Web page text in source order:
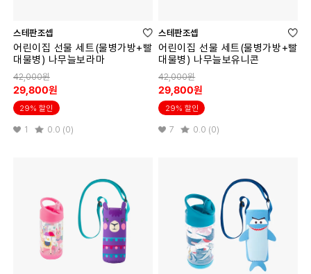
스테판조셉
어린이집 선물 세트(물병가방+빨
대물병) 나무늘보라마
42,000원
29,800원
29% 할인
1 0.0 (0)
스테판조셉
어린이집 선물 세트(물병가방+빨
대물병) 나무늘보유니콘
42,000원
29,800원
29% 할인
7 0.0 (0)